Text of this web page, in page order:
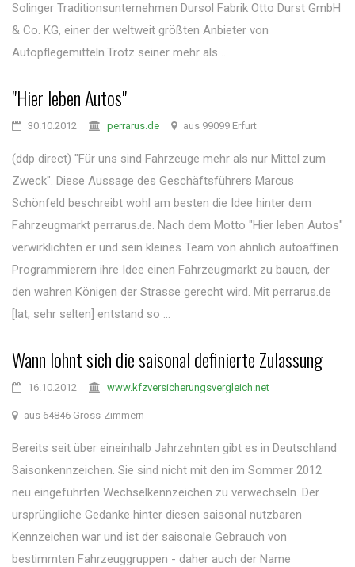
Solinger Traditionsunternehmen Dursol Fabrik Otto Durst GmbH
& Co. KG, einer der weltweit größten Anbieter von
Autopflegemitteln.Trotz seiner mehr als ...
"Hier leben Autos"
30.10.2012 perrarus.de aus 99099 Erfurt
(ddp direct) "Für uns sind Fahrzeuge mehr als nur Mittel zum
Zweck". Diese Aussage des Geschäftsführers Marcus
Schönfeld beschreibt wohl am besten die Idee hinter dem
Fahrzeugmarkt perrarus.de. Nach dem Motto "Hier leben Autos"
verwirklichten er und sein kleines Team von ähnlich autoaffinen
Programmierern ihre Idee einen Fahrzeugmarkt zu bauen, der
den wahren Königen der Strasse gerecht wird. Mit perrarus.de
[lat; sehr selten] entstand so ...
Wann lohnt sich die saisonal definierte Zulassung
16.10.2012 www.kfzversicherungsvergleich.net
aus 64846 Gross-Zimmern
Bereits seit über eineinhalb Jahrzehnten gibt es in Deutschland
Saisonkennzeichen. Sie sind nicht mit den im Sommer 2012
neu eingeführten Wechselkennzeichen zu verwechseln. Der
ursprüngliche Gedanke hinter diesen saisonal nutzbaren
Kennzeichen war und ist der saisonale Gebrauch von
bestimmten Fahrzeuggruppen - daher auch der Name